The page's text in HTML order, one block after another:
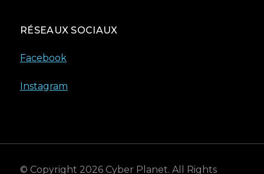
RÉSEAUX SOCIAUX
Facebook
Instagram
© Copyright 2026 Cyber Planet. All Rights